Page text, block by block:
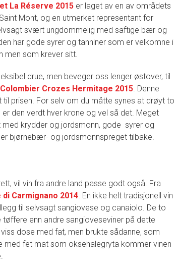
La Réserve 2015 er laget av en av områdets
Mont, og en utmerket representant for
svært ungdommelig med saftige bær og
har gode syrer og tanniner som er velkomne i
men som krever sitt.
drue, men beveger oss lenger østover, til
Colombier Crozes Hermitage 2015. Denne
prisen. For selv om du måtte synes at drøyt to
den verdt hver krone og vel så det. Meget
krydder og jordsmonn, gode syrer og
bjørnebær- og jordsmonnspreget tilbake.
vil vin fra andre land passe godt også. Fra
di Carmignano 2014. En ikke helt tradisjonell vin
til selvsagt sangiovese og canaiolo. De to
enn andre sangioveseviner på dette
dose med fat, men brukte sådanne, som
med fet mat som oksehalegryta kommer vinen